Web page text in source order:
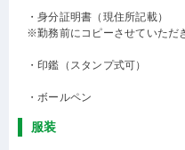
・身分証明書（現住所記載）
※勤務前にコピーさせていただ
・印鑑（スタンプ式可）
・ボールペン
服装